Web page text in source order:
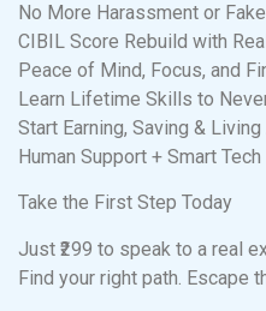
No More Harassment or
CIBIL Score Rebuild with
Peace of Mind, Focus, and
Learn Lifetime Skills to
Start Earning, Saving & Living
Human Support + Smart
Take the First Step Today
Just ₹299 to speak to a real
Find your right path. Escape